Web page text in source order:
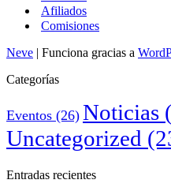
Afiliados
Comisiones
Neve | Funciona gracias a
Categorías
Eventos (26) Noticias
Uncategorized
Entradas recientes